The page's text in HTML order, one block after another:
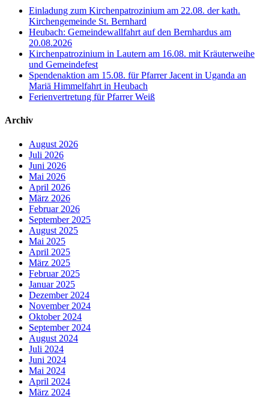
Einladung zum Kirchenpatrozinium am 22.08. der kath.
Kirchengemeinde St. Bernhard
Heubach: Gemeindewallfahrt auf den Bernhardus am
20.08.2026
Kirchenpatrozinium in Lautern am 16.08. mit Kräuterweihe
und Gemeindefest
Spendenaktion am 15.08. für Pfarrer Jacent in Uganda an
Mariä Himmelfahrt in Heubach
Ferienvertretung für Pfarrer Weiß
Archiv
August 2026
Juli 2026
Juni 2026
Mai 2026
April 2026
März 2026
Februar 2026
September 2025
August 2025
Mai 2025
April 2025
März 2025
Februar 2025
Januar 2025
Dezember 2024
November 2024
Oktober 2024
September 2024
August 2024
Juli 2024
Juni 2024
Mai 2024
April 2024
März 2024